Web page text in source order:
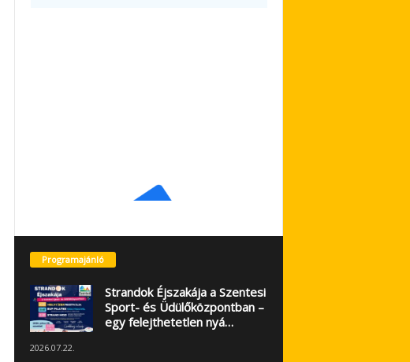
Programajánló
Strandok Éjszakája a Szentesi
Sport- és Üdülőközpontban –
egy felejthetetlen nyá…
2026.07.22.